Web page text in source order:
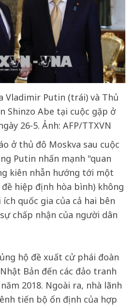
Vladimir Putin (trái) và Thủ
Shinzo Abe tại cuộc gặp ở
26-5. Ảnh: AFP/TTXVN
ở thủ đô Moskva sau cuộc
Putin nhấn mạnh "quan
kiên nhẫn hướng tới một
hiệp định hòa bình) không
quốc gia của cả hai bên
chấp nhận của người dân
hộ đề xuất cử phái đoàn
Bản đến các đảo tranh
2018. Ngoài ra, nhà lãnh
tiến bộ ổn định của hợp